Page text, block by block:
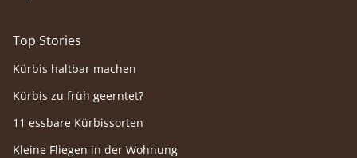
Top Stories
Kürbis haltbar machen
Kürbis zu früh geerntet?
11 essbare Kürbissorten
Kleine Fliegen in der Wohnung